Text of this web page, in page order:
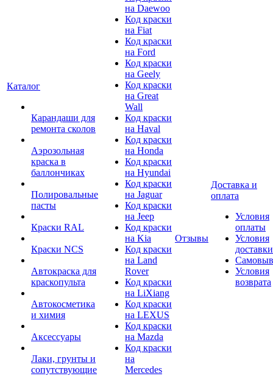
Каталог
Карандаши для
ремонта сколов
Аэрозольная
краска в
баллончиках
Полировальные
пасты
Краски RAL
Краски NCS
Автокраска для
краскопульта
Автокосметика
и химия
Аксессуары
Лаки, грунты и
сопутствующие
на Daewoo
Код краски
на Fiat
Код краски
на Ford
Код краски
на Geely
Код краски
на Great
Wall
Код краски
на Haval
Код краски
на Honda
Код краски
на Hyundai
Код краски
на Jaguar
Код краски
на Jeep
Код краски
на Kia
Код краски
на Land
Rover
Код краски
на LiXiang
Код краски
на LEXUS
Код краски
на Mazda
Код краски
на
Mercedes
Отзывы
Доставка и
оплата
Условия
оплаты
Условия
доставки
Условия
возврата